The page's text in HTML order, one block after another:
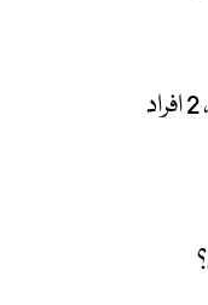
افغانستان سے پاکستان منشیات اسمگلنگ کی کوشش ناکام، 1.2 ٹن چرس برآمد، 2 افراد